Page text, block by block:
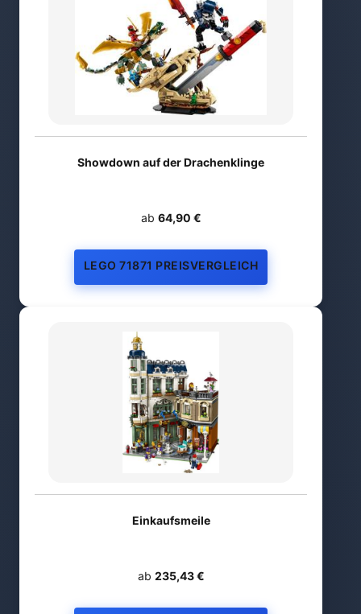
Showdown auf der Drachenklinge
ab 64,90 €
LEGO 71871 PREISVERGLEICH
Einkaufsmeile
ab 235,43 €